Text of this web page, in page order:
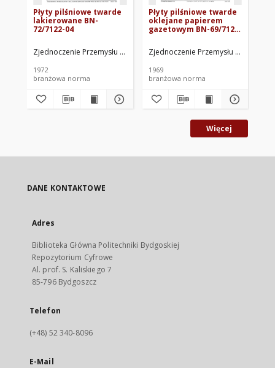
Płyty pilśniowe twarde
lakierowane BN-
72/7122-04
Zjednoczenie Przemysłu Płyt, Sklejek i Zapałek. Oprac.
1972
branżowa norma
Płyty pilśniowe twarde
oklejane papierem
gazetowym BN-69/7122-
Zjednoczenie Przemysłu Płyt,
1969
branżowa norma
Więcej
DANE KONTAKTOWE
Adres
Biblioteka Główna Politechniki Bydgoskiej
Repozytorium Cyfrowe
Al. prof. S. Kaliskiego 7
85-796 Bydgoszcz
Telefon
(+48) 52 340-8096
E-Mail